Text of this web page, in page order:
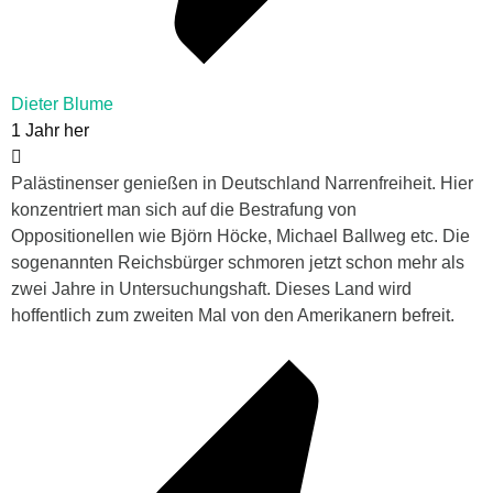
Dieter Blume
1 Jahr her
Palästinenser genießen in Deutschland Narrenfreiheit. Hier
konzentriert man sich auf die Bestrafung von
Oppositionellen wie Björn Höcke, Michael Ballweg etc. Die
sogenannten Reichsbürger schmoren jetzt schon mehr als
zwei Jahre in Untersuchungshaft. Dieses Land wird
hoffentlich zum zweiten Mal von den Amerikanern befreit.